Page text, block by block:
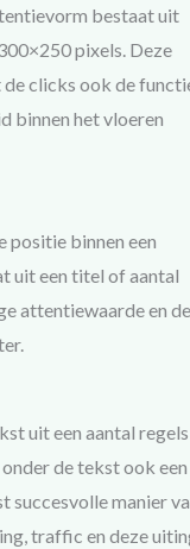
bestaat uit
pixels. Deze
clicks ook de
binnen het vloeren
positie binnen een
uit een titel of aantal
attentiewaarde en de
uit een aantal regels
de tekst ook een
succesvolle manier
traffic en deze